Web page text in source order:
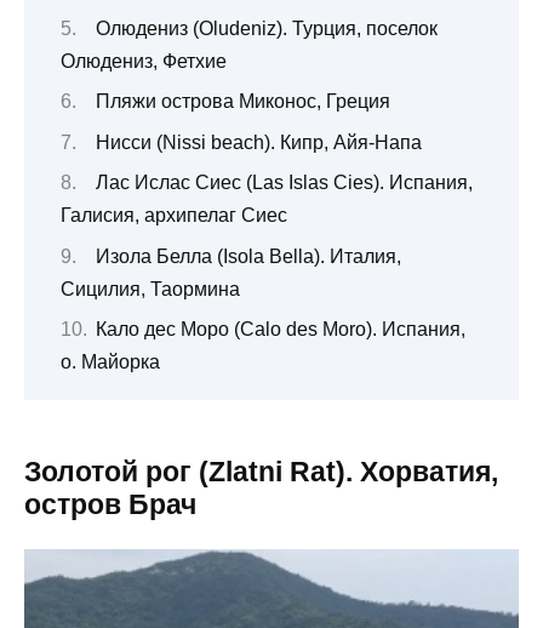
Олюдениз (Oludeniz). Турция, поселок
Олюдениз, Фетхие
Пляжи острова Миконос, Греция
Нисси (Nissi beach). Кипр, Айя-Напа
Лас Ислас Сиес (Las Islas Cies). Испания,
Галисия, архипелаг Сиес
Изола Белла (Isola Bella). Италия,
Сицилия, Таормина
Кало дес Моро (Calo des Moro). Испания,
о. Майорка
Золотой рог (Zlatni Rat). Хорватия,
остров Брач